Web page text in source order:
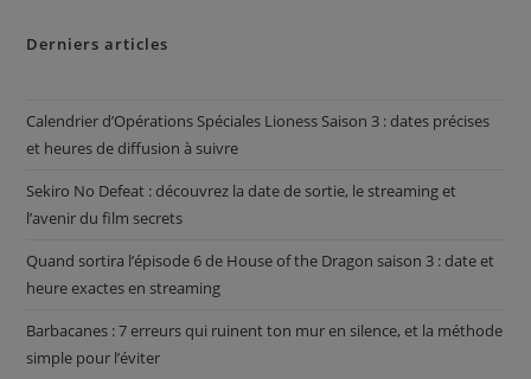
Derniers articles
Calendrier d’Opérations Spéciales Lioness Saison 3 : dates précises
et heures de diffusion à suivre
Sekiro No Defeat : découvrez la date de sortie, le streaming et
l’avenir du film secrets
Quand sortira l’épisode 6 de House of the Dragon saison 3 : date et
heure exactes en streaming
Barbacanes : 7 erreurs qui ruinent ton mur en silence, et la méthode
simple pour l’éviter